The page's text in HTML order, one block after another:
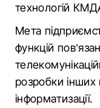
технологій
Мета
функцій
розробки
інформатизації.